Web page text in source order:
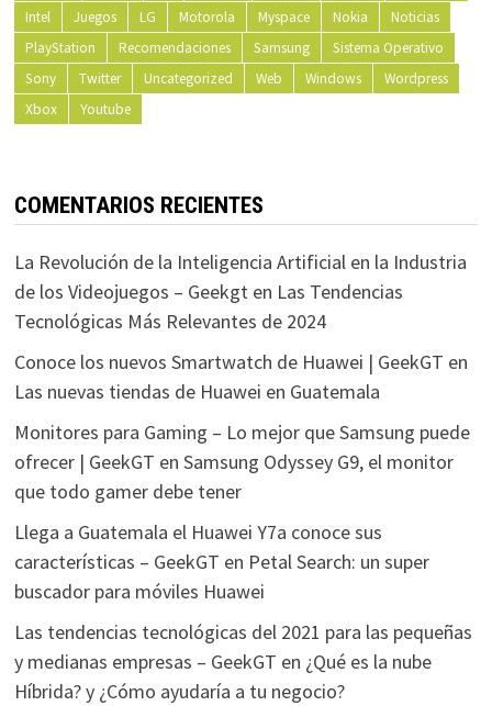
Intel
Juegos LG Motorola Myspace Nokia
Noticias
PlayStation
Recomendaciones Samsung
Sistema Operativo
Sony
Twitter Uncategorized Web Windows
Wordpress
Xbox
Youtube
COMENTARIOS RECIENTES
La Revolución de la Inteligencia Artificial en la Industria
de los Videojuegos – Geekgten Las Tendencias
Tecnológicas Más Relevantes de 2024
Conoce los nuevos Smartwatch de Huawei | GeekGT en
Las nuevas tiendas de Huawei en Guatemala
Monitores para Gaming – Lo mejor que Samsung puede
ofrecer | GeekGT en Samsung Odyssey G9, el monitor
que todo gamer debe tener
Llega a Guatemala el Huawei Y7a conoce sus
características – GeekGT en Petal Search: un super
buscador para móviles Huawei
Las tendencias tecnológicas del 2021 para las pequeñas
y medianas empresas – GeekGT en ¿Qué es la nube
Híbrida? y ¿Cómo ayudaría a tu negocio?